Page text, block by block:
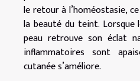
le retour à l’homéostasie,
la beauté du teint. Lorsque
peau retrouve son éclat
inflammatoires sont
cutanée s’améliore.